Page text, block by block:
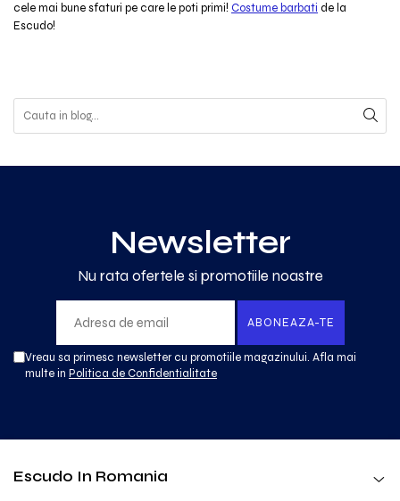
cele mai bune sfaturi pe care le poti primi! Costume barbati de la
Escudo!
Newsletter
Nu rata ofertele si promotiile noastre
Vreau sa primesc newsletter cu promotiile magazinului. Afla mai
multe in Politica de Confidentialitate
Escudo In Romania